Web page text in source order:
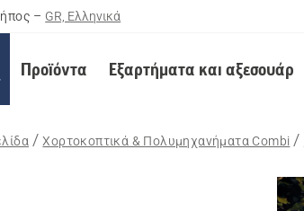
– GR, Ελληνικά
Προϊόντα Εξαρτήματα και αξεσουάρ
Χορτοκοπτικά & Πολυμηχανήματα Combi